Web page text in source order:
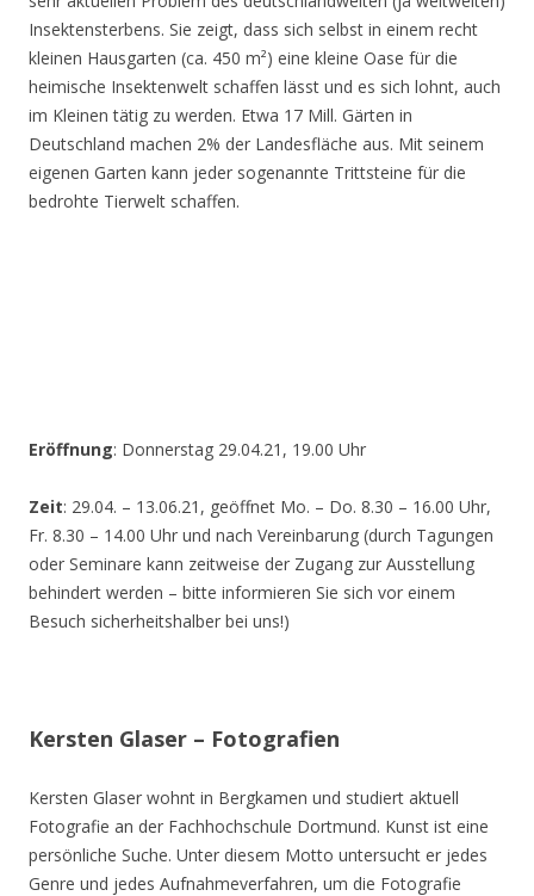
Insektensterbens. Sie zeigt, dass sich selbst in einem recht
kleinen Hausgarten (ca. 450 m²) eine kleine Oase für die
heimische Insektenwelt schaffen lässt und es sich lohnt, auch
im Kleinen tätig zu werden. Etwa 17 Mill. Gärten in
Deutschland machen 2% der Landesfläche aus. Mit seinem
eigenen Garten kann jeder sogenannte Trittsteine für die
bedrohte Tierwelt schaffen.
Eröffnung: Donnerstag 29.04.21, 19.00 Uhr
Zeit: 29.04. – 13.06.21, geöffnet Mo. – Do. 8.30 – 16.00 Uhr,
Fr. 8.30 – 14.00 Uhr und nach Vereinbarung (durch Tagungen
oder Seminare kann zeitweise der Zugang zur Ausstellung
behindert werden – bitte informieren Sie sich vor einem
Besuch sicherheitshalber bei uns!)
Kersten Glaser – Fotografien
Kersten Glaser wohnt in Bergkamen und studiert aktuell
Fotografie an der Fachhochschule Dortmund. Kunst ist eine
persönliche Suche. Unter diesem Motto untersucht er jedes
Genre und jedes Aufnahmeverfahren, um die Fotografie